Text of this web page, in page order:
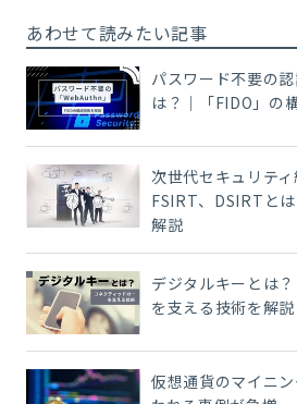
あわせて読みたい記事
パスワード不要の
は？｜「FIDO」の
次世代セキュリティ
FSIRT、DSIRTと
解説
デジタルキーとは
を支える技術を解説
仮想通貨のマイニ